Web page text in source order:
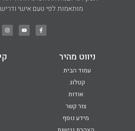
מותאמות לפי טעם אישי
ניווט מהיר
עמוד הבית
קטלוג
אודות
צור קשר
מידע נוסף